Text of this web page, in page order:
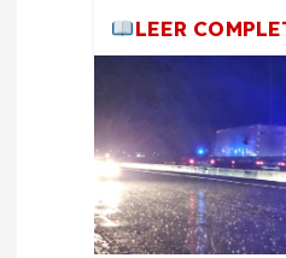
LEER